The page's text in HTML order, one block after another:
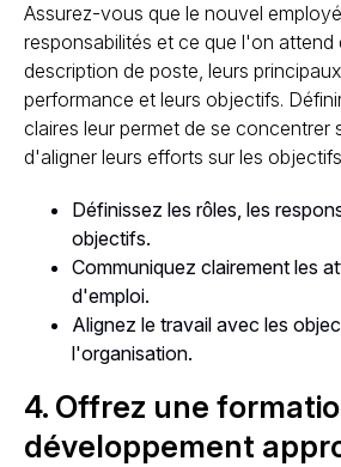
Assurez-vous que le nouvel
responsabilités et ce que l'on attend
description de poste, leurs
performance et leurs objectifs.
claires leur permet de se concentrer
d'aligner leurs efforts sur les
Définissez les rôles, les
objectifs.
Communiquez clairement les
d'emploi.
Alignez le travail avec les
l'organisation.
4. Offrez une
développement